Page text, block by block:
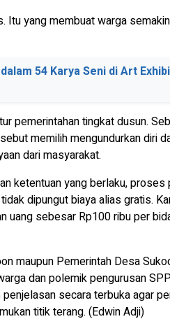
Itu yang membuat warga
54 Karya Seni di Art
pemerintahan tingkat dusun.
memilih mengundurkan diri
dari masyarakat.
ketentuan yang berlaku, proses
dipungut biaya alias gratis.
uang sebesar Rp100 ribu per
maupun Pemerintah Desa
dan polemik pengurusan
secara terbuka agar
titik terang. (Edwin Adji)